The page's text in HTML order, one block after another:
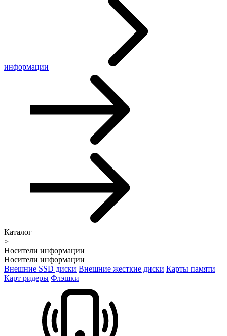
информации
Каталог
>
Носители информации
Носители информации
Внешние SSD диски Внешние жесткие диски Карты памяти
Карт ридеры Флэшки